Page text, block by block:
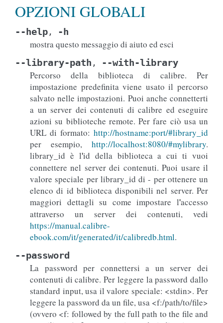
OPZIONI GLOBALI
--help , -h
mostra questo messaggio di aiuto ed esci
--library-path , --with-library
Percorso della biblioteca di calibre. Per
impostazione predefinita viene usato il percorso
salvato nelle impostazioni. Puoi anche connetterti
a un server dei contenuti di calibre ed eseguire
azioni su biblioteche remote. Per fare ciò usa un
URL di formato: http://hostname:port/#library_id
per esempio, http://localhost:8080/#mylibrary.
library_id è l'id della biblioteca a cui ti vuoi
connettere nel server dei contenuti. Puoi usare il
valore speciale per library_id di - per ottenere un
elenco di id biblioteca disponibili nel server. Per
maggiori dettagli su come impostare l'accesso
attraverso un server dei contenuti, vedi
https://manual.calibre-
ebook.com/it/generated/it/calibredb.html.
--password
La password per connettersi a un server dei
contenuti di calibre. Per leggere la password dallo
standard input, usa il valore speciale: <stdin>. Per
leggere la password da un file, usa <f:/path/to/file>
(ovvero <f: followed by the full path to the file and